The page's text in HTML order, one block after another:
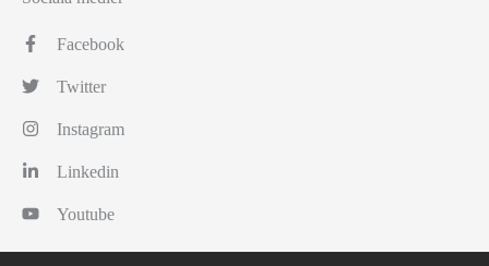
Facebook
Twitter
Instagram
Linkedin
Youtube